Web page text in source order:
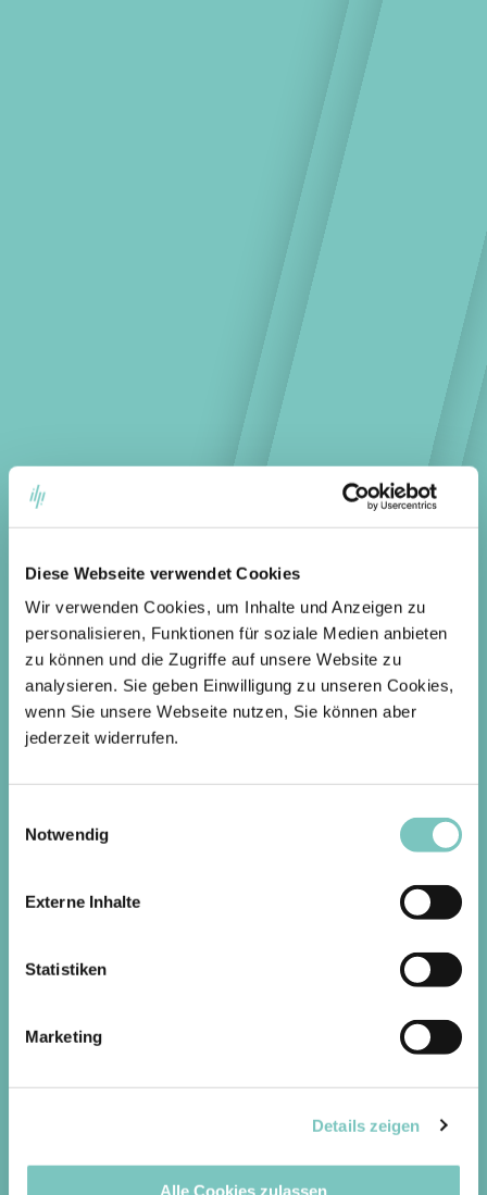
Diese Webseite verwendet Cookies
Wir verwenden Cookies, um Inhalte und Anzeigen zu
personalisieren, Funktionen für soziale Medien anbieten
zu können und die Zugriffe auf unsere Website zu
analysieren. Sie geben Einwilligung zu unseren Cookies,
wenn Sie unsere Webseite nutzen, Sie können aber
jederzeit widerrufen.
Notwendig
Externe Inhalte
Statistiken
Marketing
Details zeigen
Alle Cookies zulassen